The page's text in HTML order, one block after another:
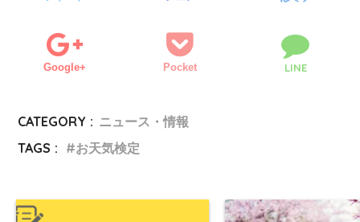
Google+ Pocket LINE
CATEGORY : ニュース・情報
TAGS :
お天気検定